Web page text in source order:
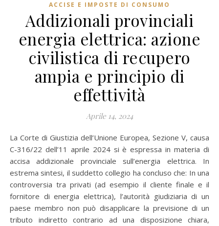
ACCISE E IMPOSTE DI CONSUMO
Addizionali provinciali
energia elettrica: azione
civilistica di recupero
ampia e principio di
effettività
Aprile 14, 2024
La Corte di Giustizia dell’Unione Europea, Sezione V, causa
C-316/22 dell’11 aprile 2024 si è espressa in materia di
accisa addizionale provinciale sull’energia elettrica. In
estrema sintesi, il suddetto collegio ha concluso che: In una
controversia tra privati (ad esempio il cliente finale e il
fornitore di energia elettrica), l’autorità giudiziaria di un
paese membro non può disapplicare la previsione di un
tributo indiretto contrario ad una disposizione chiara,